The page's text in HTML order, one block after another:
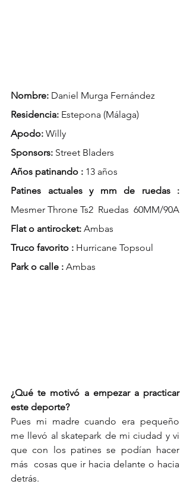
Nombre: Daniel Murga Fernández
Residencia: Estepona (Málaga)
Apodo: Willy
Sponsors: Street Bladers
Años patinando : 13 años
Patines actuales y mm de ruedas :
Mesmer Throne Ts2  Ruedas  60MM/90A
Flat o antirocket: Ambas
Truco favorito : Hurricane Topsoul
Park o calle : Ambas
¿Qué te motivó a empezar a practicar
este deporte?
Pues mi madre cuando era pequeño
me llevó al skatepark de mi ciudad y vi
que con los patines se podían hacer
más  cosas que ir hacia delante o hacia
detrás.